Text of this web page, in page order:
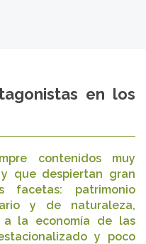
en los
contenidos muy
que despiertan gran
facetas: patrimonio
y de naturaleza,
a la economía de las
y poco